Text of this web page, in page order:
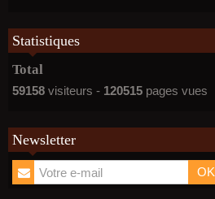
Statistiques
Total
59158 visiteurs - 120515 pages vues
Newsletter
OK